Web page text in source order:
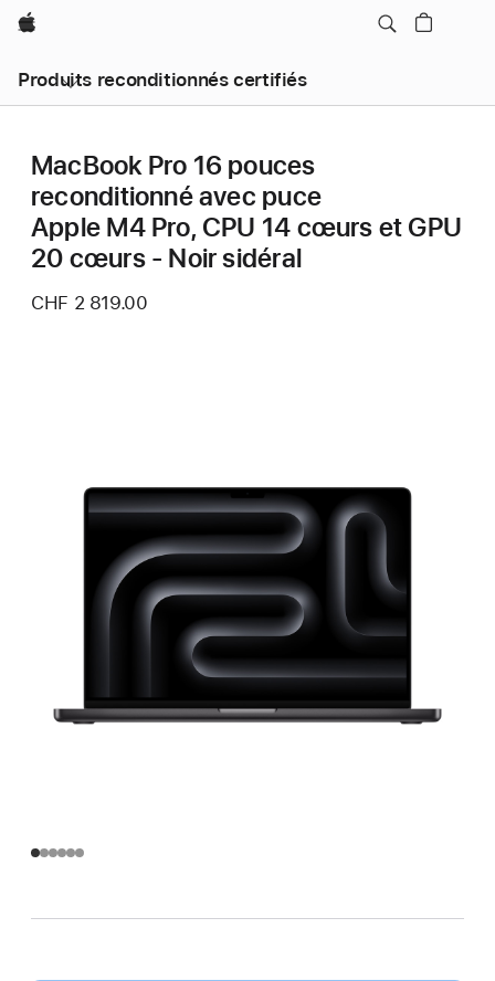
Apple
Produits reconditionnés certifiés
MacBook Pro 16 pouces
reconditionné avec puce
Apple M4 Pro, CPU 14 cœurs et GPU
20 cœurs - Noir sidéral
CHF 2 819.00